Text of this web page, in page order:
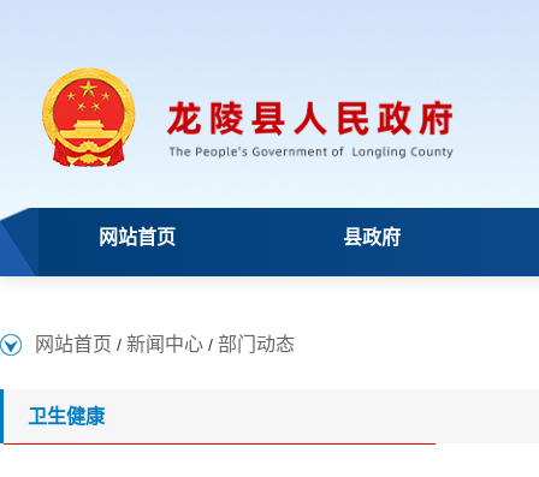
网站首页 县政府
网站首页 / 新闻中心 / 部门动态
卫生健康